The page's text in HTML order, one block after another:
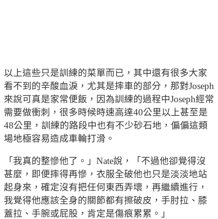
以上這些只是訓練的菜單而已，其中還有很多大家
看不到的辛酸血淚，尤其是摔車的部分，那對Joseph
來說可真是家常便飯，因為訓練的過程中Joseph經常
需要做衝刺，很多時候時速高達40公里以上甚至是
48公里，訓練的路段中也有不少砂石地，偏偏這類
場地極容易造成車輪打滑。
「我真的整慘他了。」Nate說，「不過他卻覺得沒
甚麼，即便摔得再慘，衣服全破他也只是淡淡地站
起身來，確定沒有把任何東西弄壞，再繼續進行，
我覺得他應該全身的關節都有擦破皮，手肘拉、膝
蓋拉、手腕或屁股，肯定是傷痕累累。」